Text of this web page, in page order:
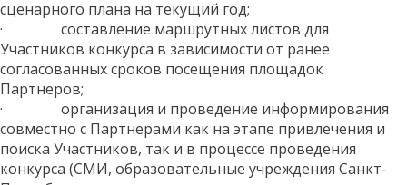
сценарного плана на текущий год;
· составление маршрутных листов для
Участников конкурса в зависимости от ранее
согласованных сроков посещения площадок
Партнеров;
· организация и проведение информирования
совместно с Партнерами как на этапе привлечения и
поиска Участников, так и в процессе проведения
конкурса (СМИ, образовательные учреждения Санкт-